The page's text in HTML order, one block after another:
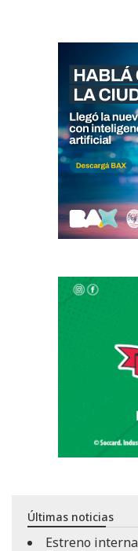
Últimas noticias
Estreno